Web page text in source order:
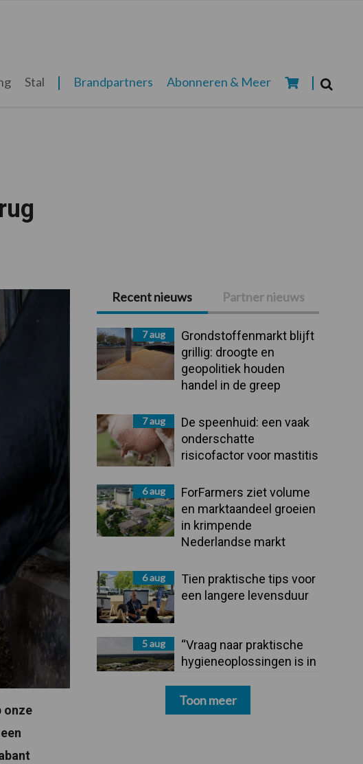
Stal Brandpartners Abonneren & Meer
onze
Primaire
Sidebar
Recent nieuws Partner nieuws
7 aug
Grondstoffenmarkt blijft
grillig: droogte en
geopolitiek houden
handel in de greep
7 aug
De speenhuid: een vaak
onderschatte
risicofactor voor mastitis
6 aug
ForFarmers ziet volume
en marktaandeel groeien
in krimpende
Nederlandse markt
6 aug
Tien praktische tips voor
een langere levensduur
5 aug
“Vraag naar praktische
hygieneoplossingen is in
Toon meer